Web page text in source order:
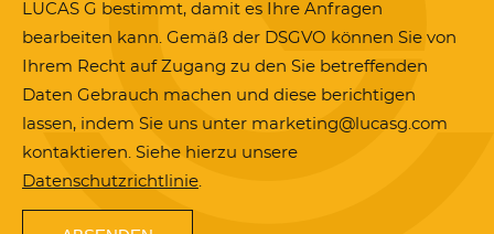
LUCAS G bestimmt, damit es Ihre Anfragen
bearbeiten kann. Gemäß der DSGVO können Sie von
Ihrem Recht auf Zugang zu den Sie betreffenden
Daten Gebrauch machen und diese berichtigen
lassen, indem Sie uns unter marketing@lucasg.com
kontaktieren. Siehe hierzu unsere
Datenschutzrichtlinie.